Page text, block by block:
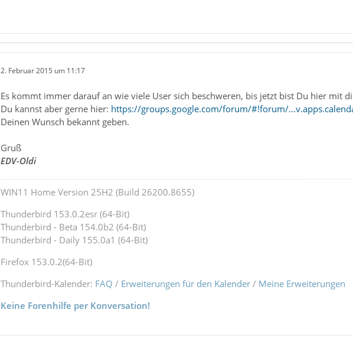
2. Februar 2015 um 11:17
Es kommt immer darauf an wie viele User sich beschweren, bis jetzt bist Du hier mit
Du kannst aber gerne hier: https://groups.google.com/forum/#!forum/
Deinen Wunsch bekannt geben.
Gruß
EDV-Oldi
WIN11 Home Version 25H2 (Build 26200.8655)
Thunderbird 153.0.2esr (64-Bit)
Thunderbird - Beta 154.0b2 (64-Bit)
Thunderbird - Daily 155.0a1 (64-Bit)
Firefox 153.0.2(64-Bit)
Thunderbird-Kalender: FAQ / Erweiterungen für den Kalender/ Meine Erweiterungen
Keine Forenhilfe per Konversation!